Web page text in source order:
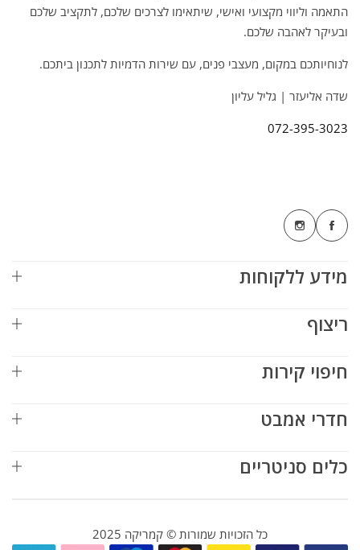
התאמה וליווי מקצועי ואישי, שיתאימו לצרכים שלכם, לתקציב שלכם
ובעיקר לאהבה שלכם.
לנוחיותכם במקום, מעצבי פנים, עם שירות הדמיות לתכנון ביתכם.
שדה אליעזר | גליל עליון
072-395-3023
מידע ללקוחות
ריצוף
חיפוי קירות
חדרי אמבט
כלים סניטריים
כל הזכויות שמורות © קמריקה 2025